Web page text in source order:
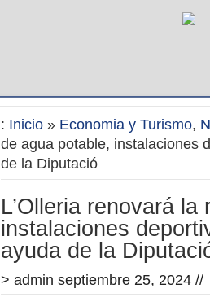
: Inicio » Economia y Turismo,
de agua potable, instalaciones
de la Diputació
L’Olleria renovará
instalaciones
ayuda de la
> admin septiembre 25, 2024 //